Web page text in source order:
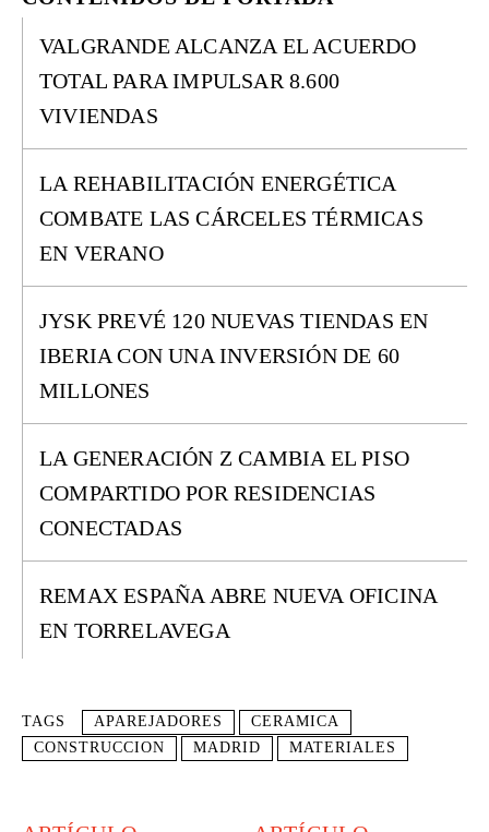
VALGRANDE ALCANZA EL ACUERDO
TOTAL PARA IMPULSAR 8.600
VIVIENDAS
LA REHABILITACIÓN ENERGÉTICA
COMBATE LAS CÁRCELES TÉRMICAS
EN VERANO
JYSK PREVÉ 120 NUEVAS TIENDAS EN
IBERIA CON UNA INVERSIÓN DE 60
MILLONES
LA GENERACIÓN Z CAMBIA EL PISO
COMPARTIDO POR RESIDENCIAS
CONECTADAS
REMAX ESPAÑA ABRE NUEVA OFICINA
EN TORRELAVEGA
TAGS APAREJADORES
CERAMICA
CONSTRUCCION
MADRID MATERIALES